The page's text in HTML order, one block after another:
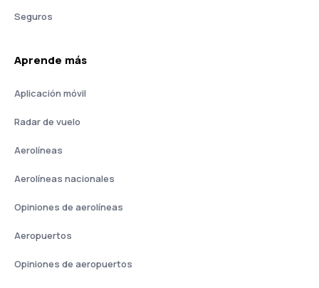
Seguros
Aprende más
Aplicación móvil
Radar de vuelo
Aerolíneas
Aerolíneas nacionales
Opiniones de aerolíneas
Aeropuertos
Opiniones de aeropuertos